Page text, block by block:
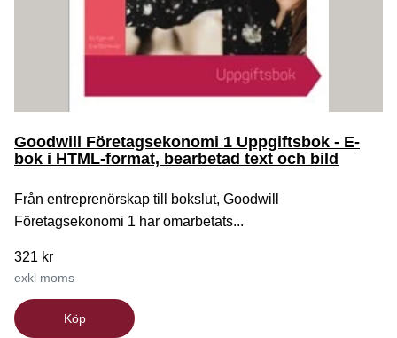
Goodwill Företagsekonomi 1 Uppgiftsbok - E-
bok i HTML-format, bearbetad text och bild
Från entreprenörskap till bokslut, Goodwill
Företagsekonomi 1 har omarbetats...
321 kr
exkl moms
Köp